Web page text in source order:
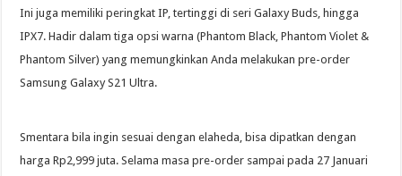
Ini juga memiliki peringkat IP, tertinggi di seri Galaxy Buds, hingga
IPX7. Hadir dalam tiga opsi warna (Phantom Black, Phantom Violet &
Phantom Silver) yang memungkinkan Anda melakukan pre-order
Samsung Galaxy S21 Ultra.
Smentara bila ingin sesuai dengan elaheda, bisa dipatkan dengan
harga Rp2,999 juta. Selama masa pre-order sampai pada 27 Januari